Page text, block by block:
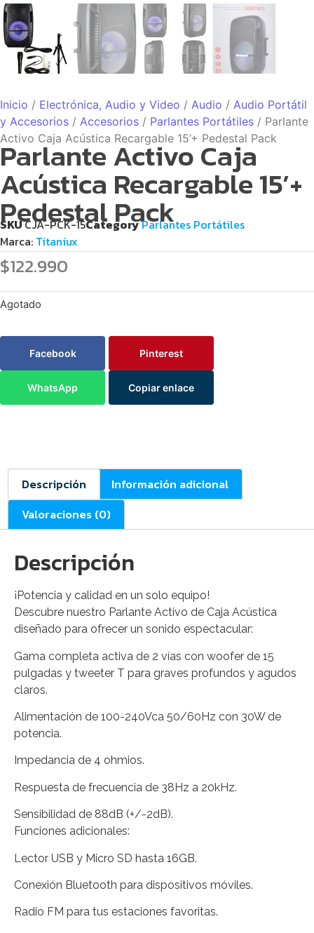
Inicio / Electrónica, Audio y Video / Audio / Audio Portátil
y Accesorios / Accesorios / Parlantes Portátiles / Parlante
Activo Caja Acústica Recargable 15’+ Pedestal Pack
Parlante Activo Caja
Acústica Recargable 15’+
Pedestal Pack
SKUCJA-PCK-15CategoryParlantes Portátiles
Marca: Titaniux
$122.990
Agotado
Facebook Pinterest
WhatsApp Copiar enlace
Descripción
Información adicional
Valoraciones (0)
Descripción
¡Potencia y calidad en un solo equipo!
Descubre nuestro Parlante Activo de Caja Acústica
diseñado para ofrecer un sonido espectacular:
Gama completa activa de 2 vías con woofer de 15
pulgadas y tweeter T para graves profundos y agudos
claros.
Alimentación de 100-240Vca 50/60Hz con 30W de
potencia.
Impedancia de 4 ohmios.
Respuesta de frecuencia de 38Hz a 20kHz.
Sensibilidad de 88dB (+/-2dB).
Funciones adicionales:
Lector USB y Micro SD hasta 16GB.
Conexión Bluetooth para dispositivos móviles.
Radio FM para tus estaciones favoritas.